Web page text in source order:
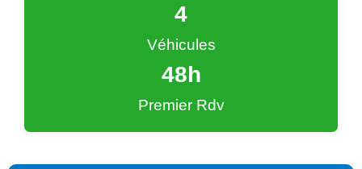
Véhicules
4
Premier Rdv
48h